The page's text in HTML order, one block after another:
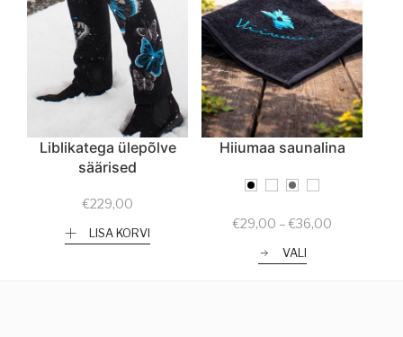
Liblikatega ülepõlve
säärised
€229,00
LISA KORVI
Hiiumaa saunalina
€29,00 – €36,00Price
VALI